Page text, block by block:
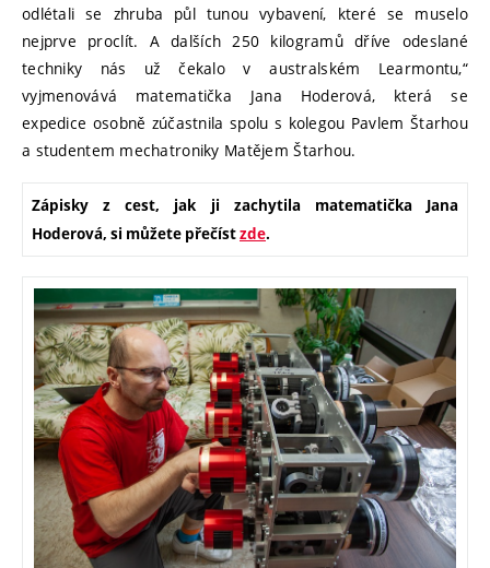
odlétali se zhruba půl tunou vybavení, které se muselo
nejprve proclít. A dalších 250 kilogramů dříve odeslané
techniky nás už čekalo v australském Learmontu,“
vyjmenovává matematička Jana Hoderová, která se
expedice osobně zúčastnila spolu s kolegou Pavlem Štarhou
a studentem mechatroniky Matějem Štarhou.
Zápisky z cest, jak ji zachytila matematička Jana
Hoderová, si můžete přečístzde.